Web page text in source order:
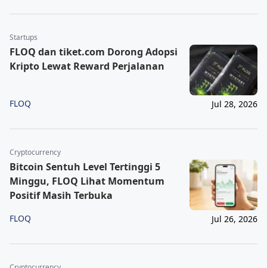
Startups
FLOQ dan tiket.com Dorong Adopsi
Kripto Lewat Reward Perjalanan
FLOQ Jul 28, 2026
Cryptocurrency
Bitcoin Sentuh Level Tertinggi 5
Minggu, FLOQ Lihat Momentum
Positif Masih Terbuka
FLOQ Jul 26, 2026